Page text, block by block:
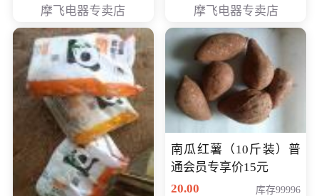
摩飞电器专卖店 摩飞电器专卖店
南瓜红薯（10斤装）普
通会员专享价15元
20.00
库存99996